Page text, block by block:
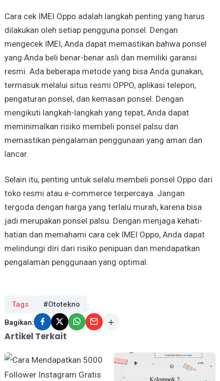
Cara cek IMEI Oppo adalah langkah penting yang harus
dilakukan oleh setiap pengguna ponsel. Dengan
mengecek IMEI, Anda dapat memastikan bahwa ponsel
yang Anda beli benar-benar asli dan memiliki garansi
resmi. Ada beberapa metode yang bisa Anda gunakan,
termasuk melalui situs resmi OPPO, aplikasi telepon,
pengaturan ponsel, dan kemasan ponsel. Dengan
mengikuti langkah-langkah yang tepat, Anda dapat
meminimalkan risiko membeli ponsel palsu dan
memastikan pengalaman penggunaan yang aman dan
lancar.
Selain itu, penting untuk selalu membeli ponsel Oppo dari
toko resmi atau e-commerce terpercaya. Jangan
tergoda dengan harga yang terlalu murah, karena bisa
jadi merupakan ponsel palsu. Dengan menjaga kehati-
hatian dan memahami cara cek IMEI Oppo, Anda dapat
melindungi diri dari risiko penipuan dan mendapatkan
pengalaman penggunaan yang optimal.
Tags #Ototekno
Bagikan:
Artikel Terkait